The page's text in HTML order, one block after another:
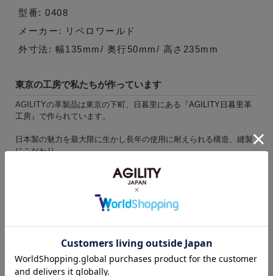
型番: 0408
メーカー: リベロワールド
外寸法: 幅135mm/ 奥行50mm/ 高さ235mm
東京の工房で私たちが作っています
AGILITYの革製品は東京の下町、日暮里にある『AGILITY日暮里革
工房 』で作られています。
日本製の魅力を最大限に生かし長年の使用に耐えられる構造、縫製
にこだわり